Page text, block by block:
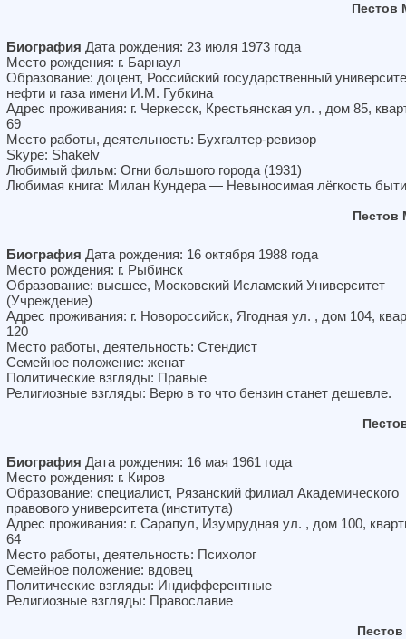
Пестов
Биография Дата рождения: 23 июля 1973 года
Место рождения: г. Барнаул
Образование: доцент, Российский государственный
нефти и газа имени И.М. Губкина
Адрес проживания: г. Черкесск, Крестьянская ул. , дом 85,
69
Место работы, деятельность: Бухгалтер-ревизор
Skype: Shakelv
Любимый фильм: Огни большого города (1931)
Любимая книга: Милан Кундера — Невыносимая лёгкость
Пестов
Биография Дата рождения: 16 октября 1988 года
Место рождения: г. Рыбинск
Образование: высшее, Московский Исламский Университет
(Учреждение)
Адрес проживания: г. Новороссийск, Ягодная ул. , дом 104,
120
Место работы, деятельность: Стендист
Семейное положение: женат
Политические взгляды: Правые
Религиозные взгляды: Верю в то что бензин станет дешевле.
Биография Дата рождения: 16 мая 1961 года
Место рождения: г. Киров
Образование: специалист, Рязанский филиал Академического
правового университета (института)
Адрес проживания: г. Сарапул, Изумрудная ул. , дом 100,
64
Место работы, деятельность: Психолог
Семейное положение: вдовец
Политические взгляды: Индифферентные
Религиозные взгляды: Православие